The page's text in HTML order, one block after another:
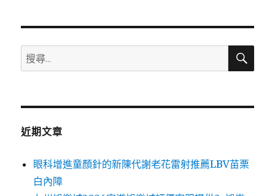
搜
尋
鍵
搜
近期文章
眼科增進童顏針的新陳代謝老花雷射推薦LBV苗栗
白內障